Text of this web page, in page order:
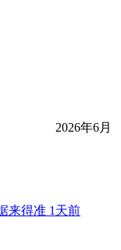
2026年6月
来得准 1天前